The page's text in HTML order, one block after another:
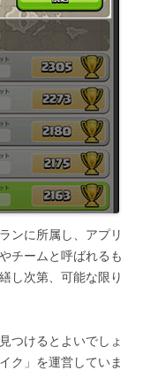
ンに所属し、アプリ
チームと呼ばれるも
し次第、可能な限り
つけるとよいでしょ
ク」を運営していま